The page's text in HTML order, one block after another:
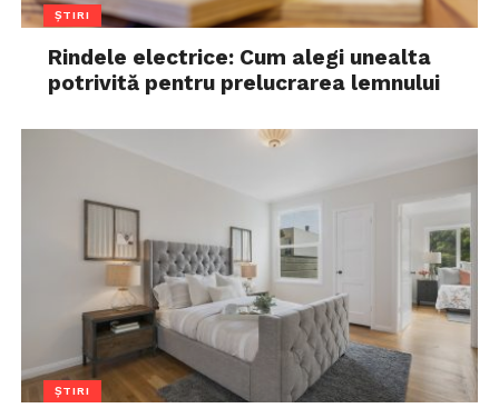
ȘTIRI
Rindele electrice: Cum alegi unealta
potrivită pentru prelucrarea lemnului
ȘTIRI